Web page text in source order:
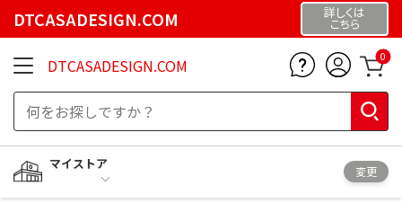
DTCASADESIGN.COM 詳しくは
こちら
DTCASADESIGN.COM 0
マイストア
変更